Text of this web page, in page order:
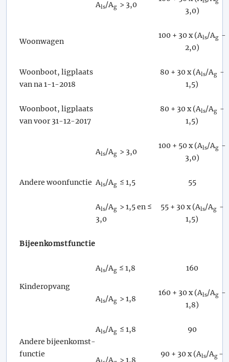
Als/Ag> 3,0
3,0)
Woonwagen
100 + 30 x (Als/Ag-
2,0)
Woonboot, ligplaats
van na 1-1-2018
80 + 30 x (Als/Ag-
1,5)
Woonboot, ligplaats
van voor 31-12-2017
80 + 30 x (Als/Ag-
1,5)
Andere woonfunctie
Als/Ag> 3,0
100 + 50 x (Als/Ag-
3,0)
Als/Ag≤ 1,5 55
Als/Ag> 1,5 en ≤
3,0
55 + 30 x (Als/Ag-
1,5)
Bijeenkomstfunctie
Kinderopvang
Als/Ag ≤ 1,8 160
Als/Ag> 1,8
160 + 30 x (Als/Ag-
1,8)
Andere bijeenkomst-
functie
Als/Ag≤ 1,8 90
A /A > 1,8
90 + 30 x (Als/Ag-